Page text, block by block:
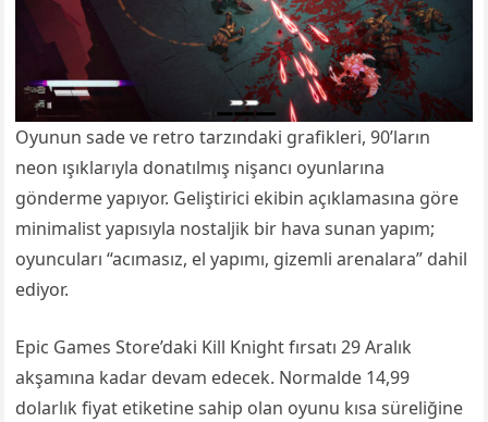
Oyunun sade ve retro tarzındaki grafikleri, 90’ların
neon ışıklarıyla donatılmış nişancı oyunlarına
gönderme yapıyor. Geliştirici ekibin açıklamasına göre
minimalist yapısıyla nostaljik bir hava sunan yapım;
oyuncuları “acımasız, el yapımı, gizemli arenalara” dahil
ediyor.
Epic Games Store’daki Kill Knight fırsatı 29 Aralık
akşamına kadar devam edecek. Normalde 14,99
dolarlık fiyat etiketine sahip olan oyunu kısa süreliğine